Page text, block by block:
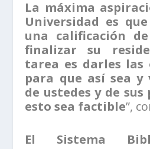
La máxima
Universidad es
una calificación
finalizar su
tarea es darles las
para que así sea y
de ustedes y de
esto sea factible”,
El Sistema